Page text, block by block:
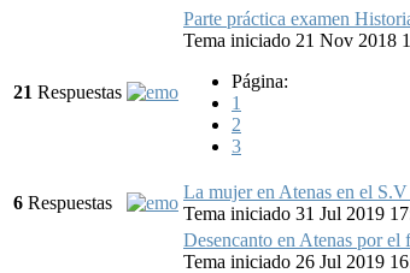
21 Respuestas
Parte práctica examen
Tema iniciado 21 Nov 2018
Página:
1
2
3
6 Respuestas
La mujer en Atenas en el
Tema iniciado 31 Jul 2019
Desencanto en Atenas por el
Tema iniciado 26 Jul 2019